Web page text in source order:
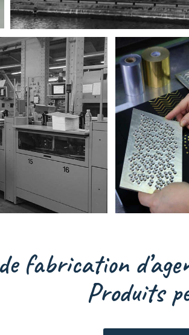
fabrication
Produits